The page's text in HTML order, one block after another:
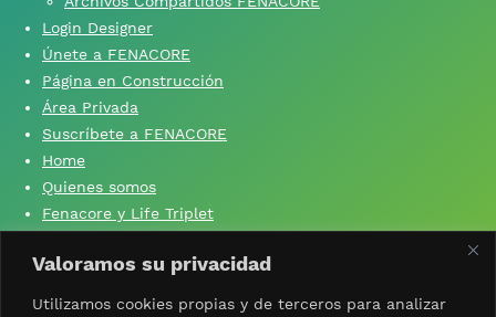
Valoramos su privacidad
Utilizamos cookies propias y de terceros para analizar
Login Designer
Únete a FENACORE
Página en Construcción
Área Privada
Suscríbete a FENACORE
Home
Quienes somos
Fenacore y Life Triplet
Contacta con nosotros